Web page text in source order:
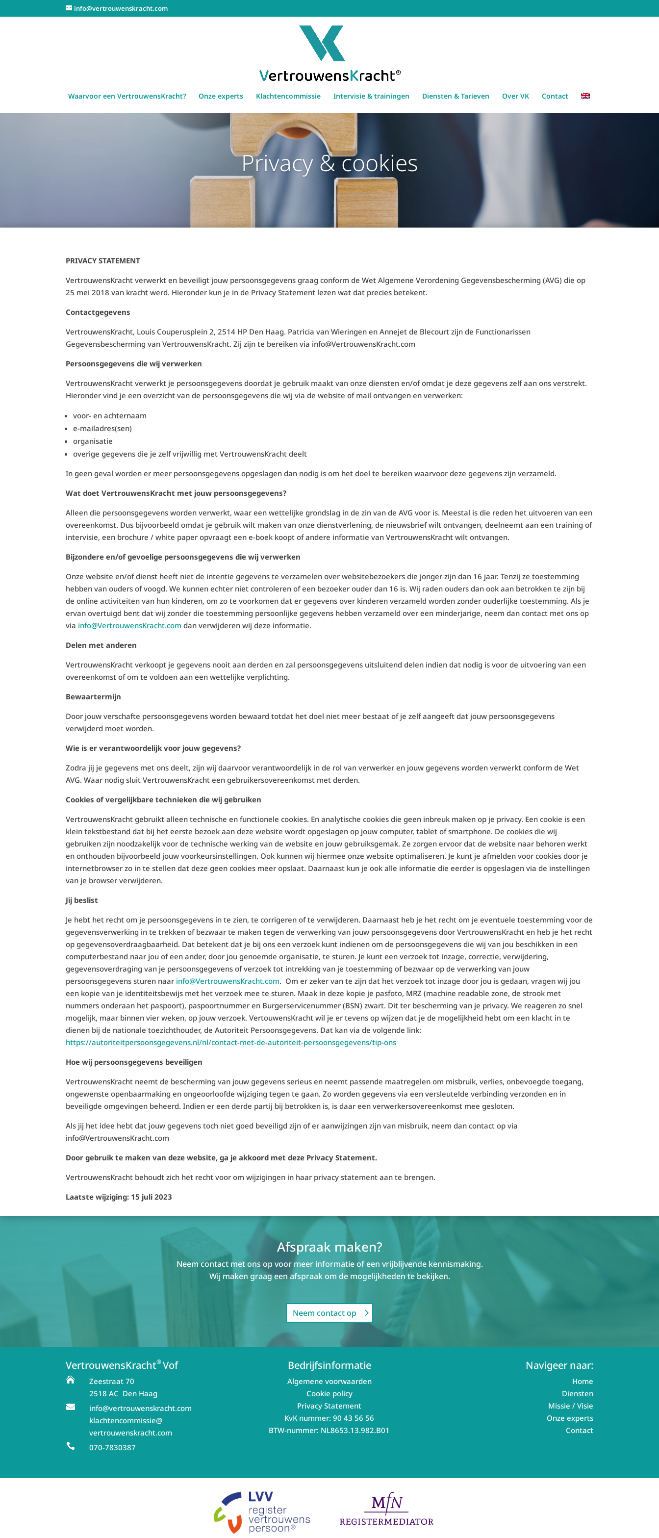
info@vertrouwenskracht.com
Waarvoor een VertrouwensKracht? Onze experts Klachtencommissie Intervisie & trainingen Diensten & Tarieven Over VK Contact
Privacy & cookies
PRIVACY STATEMENT
VertrouwensKracht verwerkt en beveiligt jouw persoonsgegevens graag conform de Wet Algemene Verordening Gegevensbescherming (AVG) die op
25 mei 2018 van kracht werd. Hieronder kun je in de Privacy Statement lezen wat dat precies betekent.
Contactgegevens
VertrouwensKracht, Louis Couperusplein 2, 2514 HP Den Haag. Patricia van Wieringen en Annejet de Blecourt zijn de Functionarissen
Gegevensbescherming van VertrouwensKracht. Zij zijn te bereiken via info@VertrouwensKracht.com
Persoonsgegevens die wij verwerken
VertrouwensKracht verwerkt je persoonsgegevens doordat je gebruik maakt van onze diensten en/of omdat je deze gegevens zelf aan ons verstrekt.
Hieronder vind je een overzicht van de persoonsgegevens die wij via de website of mail ontvangen en verwerken:
voor- en achternaam
e-mailadres(sen)
organisatie
overige gegevens die je zelf vrijwillig met VertrouwensKracht deelt
In geen geval worden er meer persoonsgegevens opgeslagen dan nodig is om het doel te bereiken waarvoor deze gegevens zijn verzameld.
Wat doet VertrouwensKracht met jouw persoonsgegevens?
Alleen die persoonsgegevens worden verwerkt, waar een wettelijke grondslag in de zin van de AVG voor is. Meestal is die reden het uitvoeren van een
overeenkomst. Dus bijvoorbeeld omdat je gebruik wilt maken van onze dienstverlening, de nieuwsbrief wilt ontvangen, deelneemt aan een training of
intervisie, een brochure / white paper opvraagt een e-boek koopt of andere informatie van VertrouwensKracht wilt ontvangen.
Bijzondere en/of gevoelige persoonsgegevens die wij verwerken
Onze website en/of dienst heeft niet de intentie gegevens te verzamelen over websitebezoekers die jonger zijn dan 16 jaar. Tenzij ze toestemming
hebben van ouders of voogd. We kunnen echter niet controleren of een bezoeker ouder dan 16 is. Wij raden ouders dan ook aan betrokken te zijn bij
de online activiteiten van hun kinderen, om zo te voorkomen dat er gegevens over kinderen verzameld worden zonder ouderlijke toestemming. Als je
ervan overtuigd bent dat wij zonder die toestemming persoonlijke gegevens hebben verzameld over een minderjarige, neem dan contact met ons op
via info@VertrouwensKracht.com dan verwijderen wij deze informatie.
Delen met anderen
VertrouwensKracht verkoopt je gegevens nooit aan derden en zal persoonsgegevens uitsluitend delen indien dat nodig is voor de uitvoering van een
overeenkomst of om te voldoen aan een wettelijke verplichting.
Bewaartermijn
Door jouw verschafte persoonsgegevens worden bewaard totdat het doel niet meer bestaat of je zelf aangeeft dat jouw persoonsgegevens
verwijderd moet worden.
Wie is er verantwoordelijk voor jouw gegevens?
Zodra jij je gegevens met ons deelt, zijn wij daarvoor verantwoordelijk in de rol van verwerker en jouw gegevens worden verwerkt conform de Wet
AVG. Waar nodig sluit VertrouwensKracht een gebruikersovereenkomst met derden.
Cookies of vergelijkbare technieken die wij gebruiken
VertrouwensKracht gebruikt alleen technische en functionele cookies. En analytische cookies die geen inbreuk maken op je privacy. Een cookie is een
klein tekstbestand dat bij het eerste bezoek aan deze website wordt opgeslagen op jouw computer, tablet of smartphone. De cookies die wij
gebruiken zijn noodzakelijk voor de technische werking van de website en jouw gebruiksgemak. Ze zorgen ervoor dat de website naar behoren werkt
en onthouden bijvoorbeeld jouw voorkeursinstellingen. Ook kunnen wij hiermee onze website optimaliseren. Je kunt je afmelden voor cookies door je
internetbrowser zo in te stellen dat deze geen cookies meer opslaat. Daarnaast kun je ook alle informatie die eerder is opgeslagen via de instellingen
van je browser verwijderen.
Jij beslist
Je hebt het recht om je persoonsgegevens in te zien, te corrigeren of te verwijderen. Daarnaast heb je het recht om je eventuele toestemming voor de
gegevensverwerking in te trekken of bezwaar te maken tegen de verwerking van jouw persoonsgegevens door VertrouwensKracht en heb je het recht
op gegevensoverdraagbaarheid. Dat betekent dat je bij ons een verzoek kunt indienen om de persoonsgegevens die wij van jou beschikken in een
computerbestand naar jou of een ander, door jou genoemde organisatie, te sturen. Je kunt een verzoek tot inzage, correctie, verwijdering,
gegevensoverdraging van je persoonsgegevens of verzoek tot intrekking van je toestemming of bezwaar op de verwerking van jouw
persoonsgegevens sturen naar info@VertrouwensKracht.com. Om er zeker van te zijn dat het verzoek tot inzage door jou is gedaan, vragen wij jou
een kopie van je identiteitsbewijs met het verzoek mee te sturen. Maak in deze kopie je pasfoto, MRZ (machine readable zone, de strook met
nummers onderaan het paspoort), paspoortnummer en Burgerservicenummer (BSN) zwart. Dit ter bescherming van je privacy. We reageren zo snel
mogelijk, maar binnen vier weken, op jouw verzoek. VertouwensKracht wil je er tevens op wijzen dat je de mogelijkheid hebt om een klacht in te
dienen bij de nationale toezichthouder, de Autoriteit Persoonsgegevens. Dat kan via de volgende link:
https://autoriteitpersoonsgegevens.nl/nl/contact-met-de-autoriteit-persoonsgegevens/tip-ons
Hoe wij persoonsgegevens beveiligen
VertrouwensKracht neemt de bescherming van jouw gegevens serieus en neemt passende maatregelen om misbruik, verlies, onbevoegde toegang,
ongewenste openbaarmaking en ongeoorloofde wijziging tegen te gaan. Zo worden gegevens via een versleutelde verbinding verzonden en in
beveiligde omgevingen beheerd. Indien er een derde partij bij betrokken is, is daar een verwerkersovereenkomst mee gesloten.
Als jij het idee hebt dat jouw gegevens toch niet goed beveiligd zijn of er aanwijzingen zijn van misbruik, neem dan contact op via
info@VertrouwensKracht.com
Door gebruik te maken van deze website, ga je akkoord met deze Privacy Statement.
VertrouwensKracht behoudt zich het recht voor om wijzigingen in haar privacy statement aan te brengen.
Laatste wijziging: 15 juli 2023
Afspraak maken?
Neem contact met ons op voor meer informatie of een vrijblijvende kennismaking.
Wij maken graag een afspraak om de mogelijkheden te bekijken.
Neem contact op
VertrouwensKracht®Vof

Zeestraat 70
2518 AC Den Haag

info@vertrouwenskracht.com
klachtencommissie@
vertrouwenskracht.com
 070-7830387
Bedrijfsinformatie
Algemene voorwaarden
Cookie policy
Privacy Statement
KvK nummer: 90 43 56 56
BTW-nummer: NL8653.13.982.B01
Navigeer naar:
Home
Diensten
Missie / Visie
Onze experts
Contact